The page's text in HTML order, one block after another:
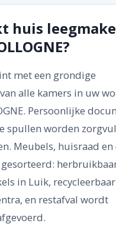
huis
met een grondige
alle kamers in uw
Persoonlijke
spullen worden
Meubels, huisraad en
in Luik,
en restafval wordt